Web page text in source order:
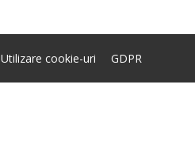
Utilizare cookie-uri GDPR